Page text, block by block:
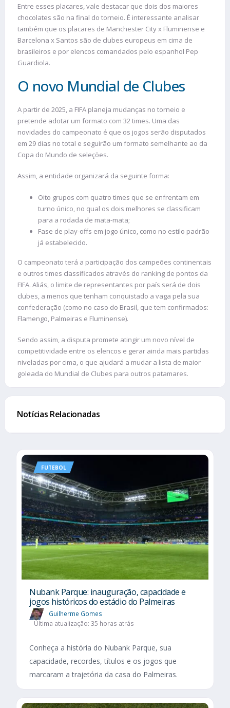
Entre esses placares, vale destacar que dois dos maiores
chocolates são na final do torneio. É interessante analisar
também que os placares de Manchester City x Fluminense e
Barcelona x Santos são de clubes europeus em cima de
brasileiros e por elencos comandados pelo espanhol Pep
Guardiola.
O novo Mundial de Clubes
A partir de 2025, a FIFA planeja mudanças no torneio e
pretende adotar um formato com 32 times. Uma das
novidades do campeonato é que os jogos serão disputados
em 29 dias no total e seguirão um formato semelhante ao da
Copa do Mundo de seleções.
Assim, a entidade organizará da seguinte forma:
Oito grupos com quatro times que se enfrentam em
turno único, no qual os dois melhores se classificam
para a rodada de mata-mata;
Fase de play-offs em jogo único, como no estilo padrão
já estabelecido.
O campeonato terá a participação dos campeões continentais
e outros times classificados através do ranking de pontos da
FIFA. Aliás, o limite de representantes por país será de dois
clubes, a menos que tenham conquistado a vaga pela sua
confederação (como no caso do Brasil, que tem confirmados:
Flamengo, Palmeiras e Fluminense).
Sendo assim, a disputa promete atingir um novo nível de
competitividade entre os elencos e gerar ainda mais partidas
niveladas por cima, o que ajudará a mudar a lista de maior
goleada do Mundial de Clubes para outros patamares.
Notícias Relacionadas
FUTEBOL
Nubank Parque: inauguração, capacidade e
jogos históricos do estádio do Palmeiras
Guilherme Gomes
Última atualização: 35 horas atrás
Conheça a história do Nubank Parque, sua
capacidade, recordes, títulos e os jogos que
marcaram a trajetória da casa do Palmeiras.